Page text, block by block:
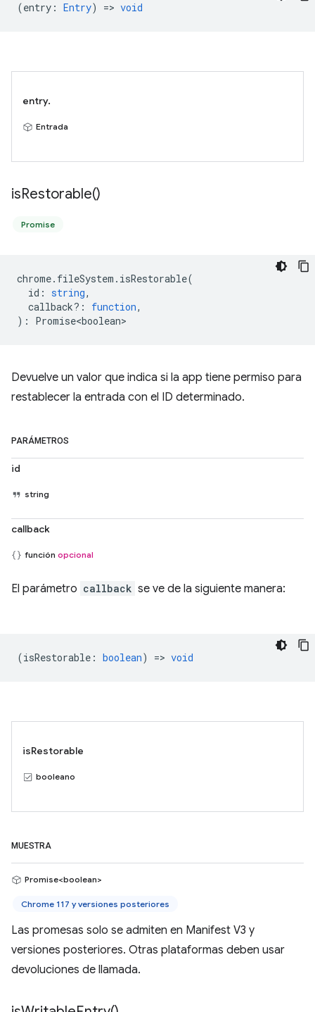
(entry : Entry) => void
entry.
Entrada
isRestorable()
Promise
chrome. fileSystem . isRestorable(
id : string,
callback? : function,
) : Promise<boolean>
Devuelve un valor que indica si la app tiene permiso para
restablecer la entrada con el ID determinado.
PARÁMETROS
id
string
callback
función opcional
El parámetro callback se ve de la siguiente manera:
(isRestorable : boolean) => void
isRestorable
booleano
MUESTRA
Promise<boolean>
Chrome 117 y versiones posteriores
Las promesas solo se admiten en Manifest V3 y
versiones posteriores. Otras plataformas deben usar
devoluciones de llamada.